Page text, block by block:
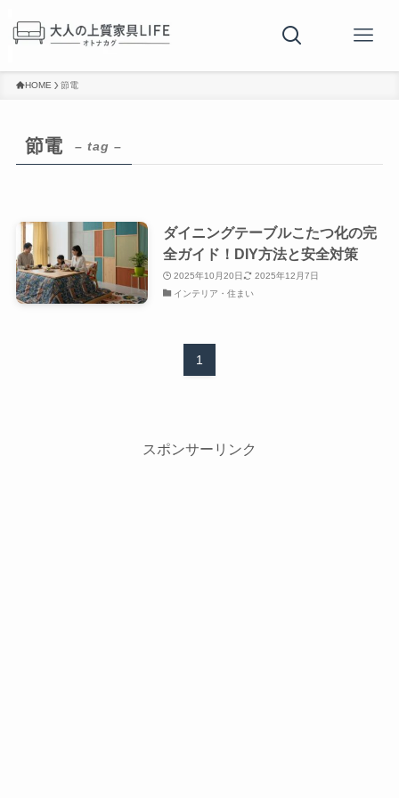
HOME 節電
節電 – tag –
ダイニングテーブルこたつ化の完
全ガイド！DIY方法と安全対策
2025年10月20日
2025年12月7日
インテリア・住まい
1
スポンサーリンク